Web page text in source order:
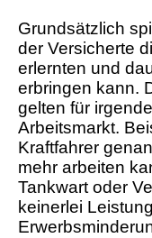
Grundsätzlich
der Versicherte
erlernten und
erbringen kann.
gelten für
Arbeitsmarkt.
Kraftfahrer
mehr arbeiten
Tankwart oder
keinerlei